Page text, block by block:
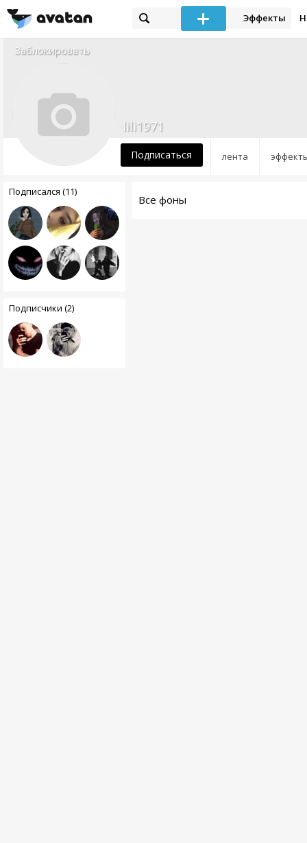
Эффекты
Заблокировать
лента
lili1971
Подписаться
Подписался (11)
Подписчики (2)
Все фоны